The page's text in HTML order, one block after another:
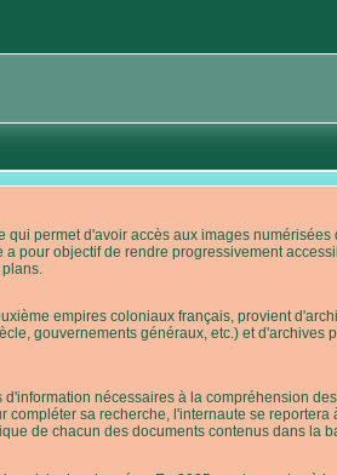
permet d'avoir accès aux images
pour objectif de rendre progressivement
empires coloniaux français, provient
gouvernements généraux, etc.) et d'archives
nécessaires à la compréhension
sa recherche, l'internaute se reportera
de chacun des documents contenus dans la